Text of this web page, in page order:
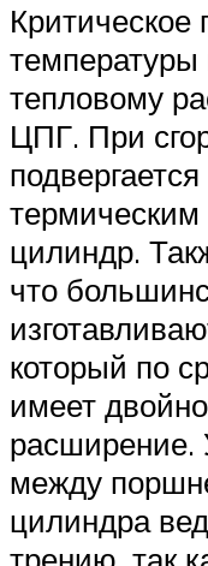
температуры
тепловому
ЦПГ. При
термическим
цилиндр.
что
который по
имеет
расширение.
между
цилиндра